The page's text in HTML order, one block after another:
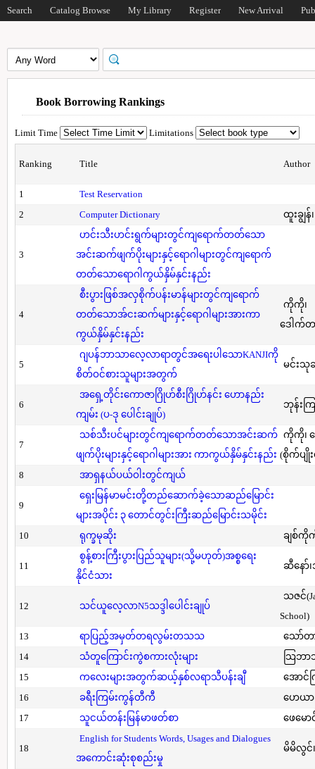
Search Catalog Browse My Library Register New Arrival
Book Borrowing Rankings
Limit Time Limitations
Ranking Title Author
1
Test Reservation
2
Computer Dictionary ထူးချွန်
3
ဟင်းသီးဟင်းရွက်များတွင်ကျရောက်တတ်သော
အင်းဆက်ဖျက်ပိုးများနှင့်ရောဂါများတွင်ကျရောက်
တတ်သောရောဂါကွယ်နှိမ်နှင်းနည်း
4
စီးပွားဖြစ်အလှစိုက်ပန်းမာန်များတွင်ကျရောက်
တတ်သောအ်ငးဆက်များနှင့်ရောဂါများအားကာ
ကွယ်နှိမ်နှင်းနည်း
ကိုကို၊
ဒေါက်တ
5
ဂျပန်ဘာသာလေ့လာရာတွင်အရေးပါသောKANJIကို
စိတ်ဝင်စားသူများအတွက်
မင်းသုခ
6
အရှေ့တိုင်းကောဇာဂြိုဟ်စီးဂြိုဟ်နင်း ဟောနည်း
ကျမ်း (ပ-ဒု ပေါင်းချုပ်)
ဘုန်းက
7
သစ်သီးပင်များတွင်ကျရောက်တတ်သောအင်းဆက်
ဖျက်ပိုးများနှင့်ရောဂါများအား ကာကွယ်နှိမ်နှင်းနည်း
ကိုကို၊
(စိုက်ပျိုး
8
အာရှနယ်ပယ်ဝါးတွင်ကျယ်
9
ရှေးမြန်မာမင်းတို့တည်ဆောက်ခဲ့သောဆည်မြောင်း
များအပိုင်း ၃ တောင်တွင်းကြီးဆည်မြောင်းသမိုင်း
10
ရုက္ခမုဆိုး ချစ်ကို
11
စွန့်စားကြီးပွားပြည်သူများ(သို့မဟုတ်)အစ္စရေး
နိုင်ငံသား
ဆီနော်၊
12 သင်ယူလေ့လာN5သဒ္ဒါပေါင်းချုပ်
သဇင်
School)
13
ရာပြည့်အမှတ်တရလွမ်းတသသ
သော်တ
14
သံတူကြောင်းကွဲစကားလုံးများ
သြဘာ
15
ကလေးများအတွက်ဆယ့်နှစ်လရာသီပန်းချီ
အောင်
16
ခရီးကြမ်းကွန်တီကီ
ဟေယာ
17
သူငယ်တန်းမြန်မာဖတ်စာ ဖေမော
18
English for Students Words, Usages and Dialogues
အကောင်းဆုံးစုစည်းမှု
မိမိလွင်၊